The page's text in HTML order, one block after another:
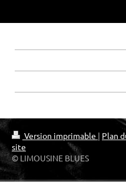
Version imprimable | Plan
site
© LIMOUSINE BLUES